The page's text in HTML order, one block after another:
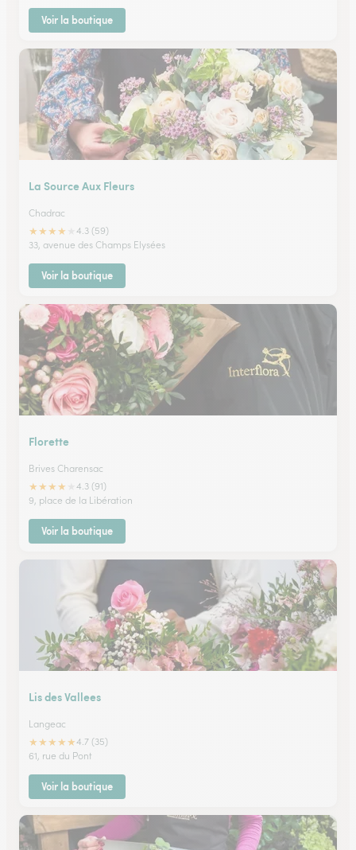
Voir la boutique
La Source Aux Fleurs
Chadrac
★★★★
4.3 (59)
33, avenue des Champs Elysées
Voir la boutique
Florette
Brives Charensac
★★★★
4.3 (91)
9, place de la Libération
Voir la boutique
Lis des Vallees
Langeac
★★★★★4.7 (35)
61, rue du Pont
Voir la boutique